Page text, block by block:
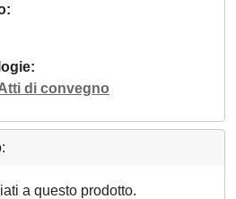
di convegno
a questo prodotto.